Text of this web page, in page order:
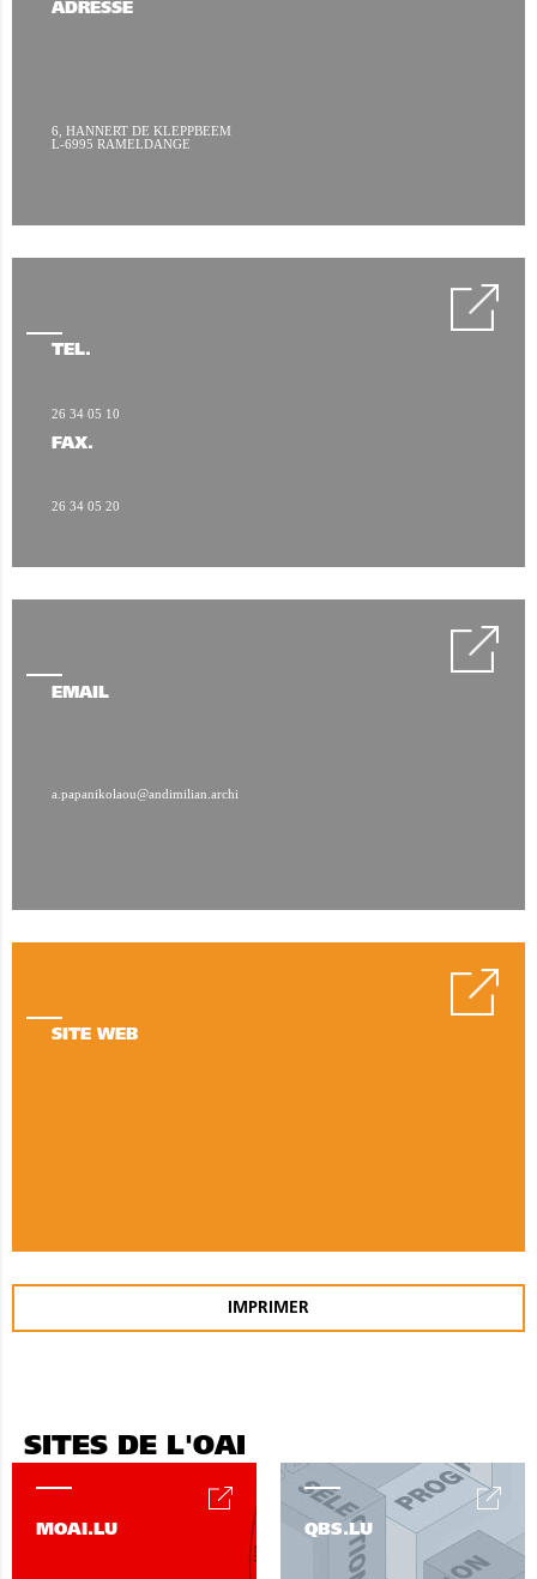
ADRESSE
6, HANNERT DE KLEPPBEEM
L-6995 RAMELDANGE
TÉL.
26 34 05 10
FAX.
26 34 05 20
EMAIL
a.papanikolaou@andimilian.archi
SITE WEB
IMPRIMER
SITES DE L'OAI
MOAI.LU QBS.LU